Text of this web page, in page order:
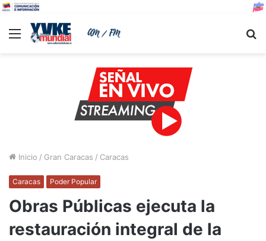
Menu
Inicio / Gran Caracas / Caracas
Caracas Poder Popular
Obras Públicas ejecuta la
restauración integral de la